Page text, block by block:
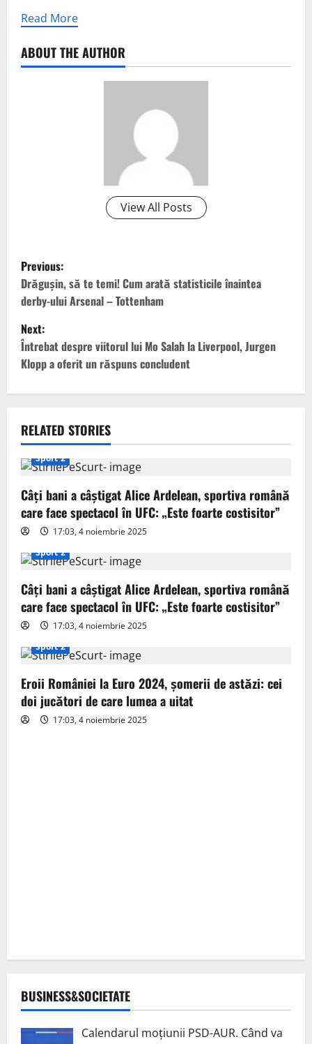
Read More
ABOUT THE AUTHOR
View All Posts
P
o
s
t
n
v
i
g
a
t
i
o
n
Previous:
Drăgușin, să te temi! Cum arată statisticile înaintea
derby-ului Arsenal – Tottenham
Next:
Întrebat despre viitorul lui Mo Salah la Liverpool, Jurgen
Klopp a oferit un răspuns concludent
RELATED STORIES
Sport 2
Câți bani a câștigat Alice Ardelean, sportiva română
care face spectacol în UFC: „Este foarte costisitor”
17:03, 4 noiembrie 2025
Sport 2
Câți bani a câștigat Alice Ardelean, sportiva română
care face spectacol în UFC: „Este foarte costisitor”
17:03, 4 noiembrie 2025
Sport 2
Eroii României la Euro 2024, șomerii de astăzi: cei
doi jucători de care lumea a uitat
17:03, 4 noiembrie 2025
BUSINESS&SOCIETATE
Calendarul moțiunii PSD-AUR. Când va